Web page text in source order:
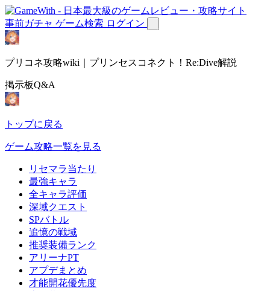
事前ガチャ ゲーム検索 ログイン
プリコネ攻略wiki｜プリンセスコネクト！Re:Dive解説
掲示板Q&A
トップに戻る
ゲーム攻略一覧を見る
リセマラ当たり
最強キャラ
全キャラ評価
深域クエスト
SPバトル
追憶の戦域
推奨装備ランク
アリーナPT
アプデまとめ
才能開花優先度